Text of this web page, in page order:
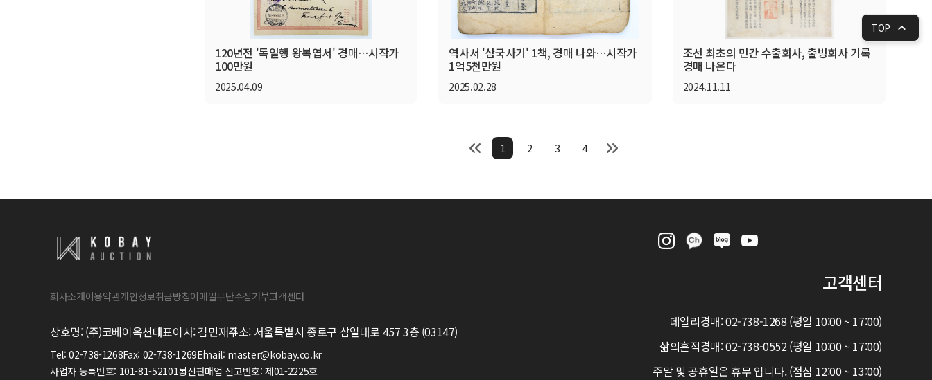
120년전 '독일행 왕복엽서' 경매…시작가
100만원
2025.04.09
역사서 '삼국사기' 1책, 경매 나와…시작가
1억5천만원
2025.02.28
조선 최초의 민간 수출회사, 출빙회사 기록
경매 나온다
2024.11.11
1 2 3 4
TOP
회사소개이용약관개인정보취급방침이메일무단수집거부고객센터
상호명:(주)코베이옥션대표이사:김민재주소: 서울특별시 종로구 삼일대로 457 3층 (03147)
Tel:02-738-1268Fax: 02-738-1269Email: master@kobay.co.kr
사업자 등록번호: 101-81-52101통신판매업 신고번호:제01-2225호
고객센터
데일리경매: 02-738-1268 (평일 10:00 ~ 17:00)
삶의흔적경매: 02-738-0552 (평일 10:00 ~ 17:00)
주말 및 공휴일은 휴무 입니다. (점심 12:00 ~ 13:00)